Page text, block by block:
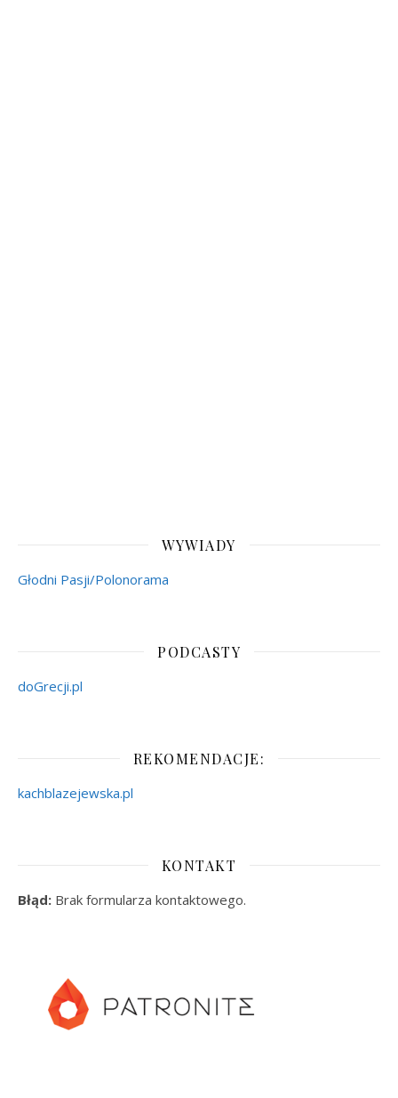
WYWIADY
Głodni Pasji/Polonorama
PODCASTY
doGrecji.pl
REKOMENDACJE:
kachblazejewska.pl
KONTAKT
Błąd: Brak formularza kontaktowego.